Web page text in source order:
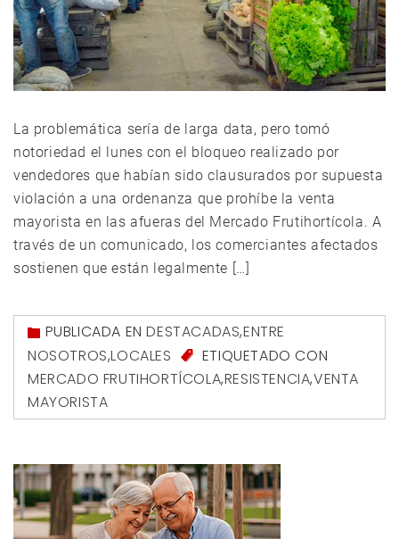
La problemática sería de larga data, pero tomó
notoriedad el lunes con el bloqueo realizado por
vendedores que habían sido clausurados por supuesta
violación a una ordenanza que prohíbe la venta
mayorista en las afueras del Mercado Frutihortícola. A
través de un comunicado, los comerciantes afectados
sostienen que están legalmente […]
PUBLICADA ENDESTACADAS,ENTRE
NOSOTROS,LOCALES
ETIQUETADO CON
MERCADO FRUTIHORTÍCOLA,RESISTENCIA,VENTA
MAYORISTA